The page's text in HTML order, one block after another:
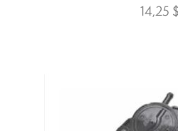
14,25 $